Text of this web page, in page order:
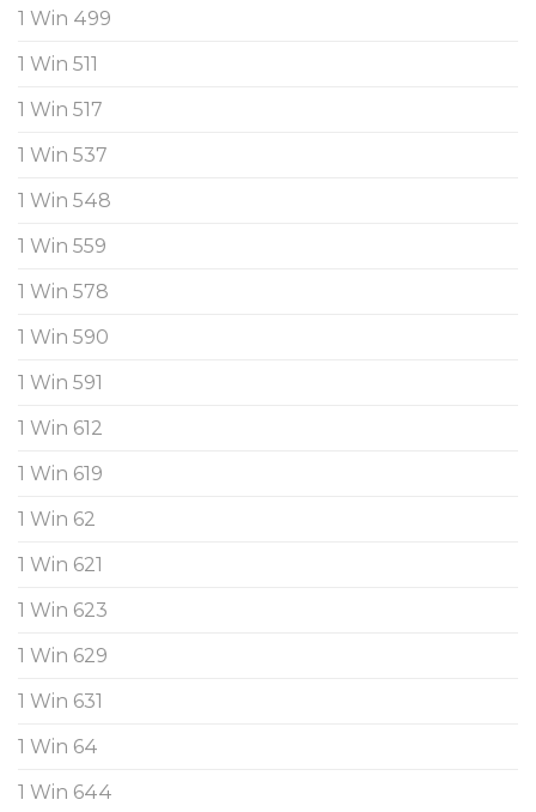
1 Win 499
1 Win 511
1 Win 517
1 Win 537
1 Win 548
1 Win 559
1 Win 578
1 Win 590
1 Win 591
1 Win 612
1 Win 619
1 Win 62
1 Win 621
1 Win 623
1 Win 629
1 Win 631
1 Win 64
1 Win 644